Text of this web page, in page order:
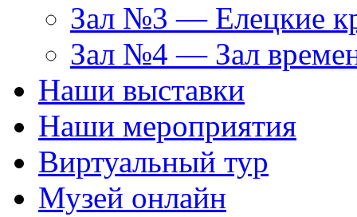
Зал №3 — Елецкие
Зал №4 — Зал
Наши выставки
Наши мероприятия
Виртуальный тур
Музей онлайн